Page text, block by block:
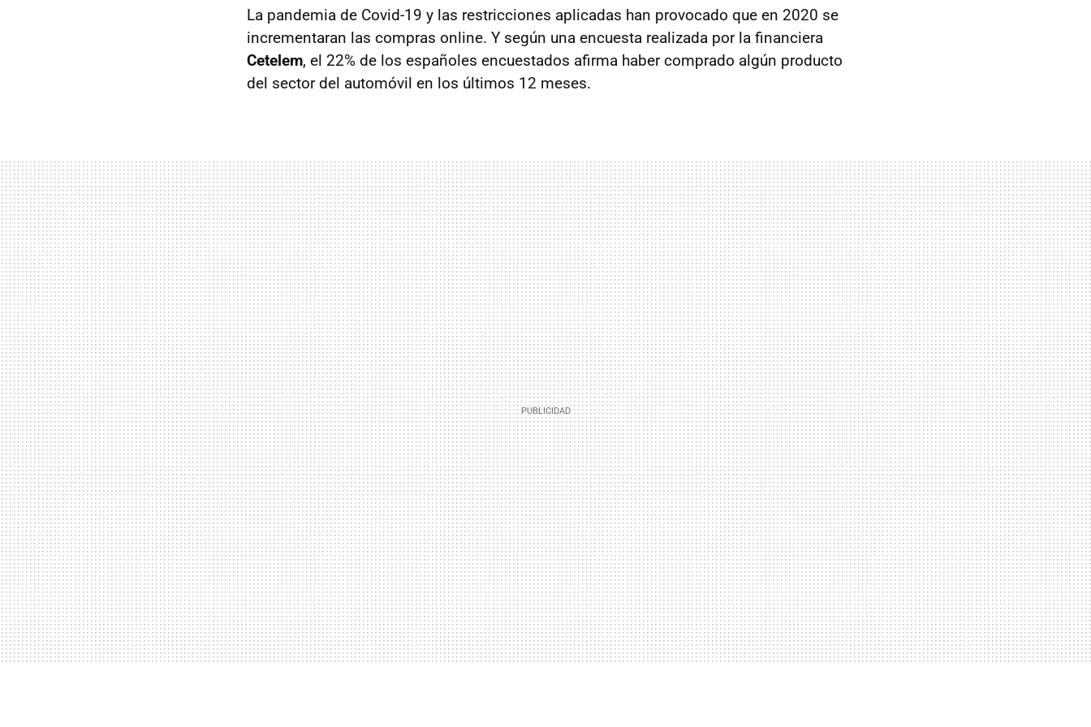
La pandemia de Covid-19 y las restricciones aplicadas han provocado que en 2020 se
incrementaran las compras online. Y según una encuesta realizada por la financiera
Cetelem, el 22% de los españoles encuestados afirma haber comprado algún producto
del sector del automóvil en los últimos 12 meses.